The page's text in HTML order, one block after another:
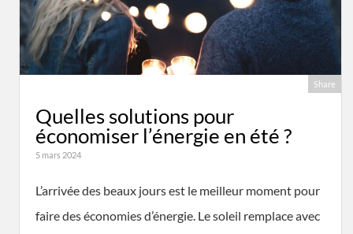
Share
Quelles solutions pour
économiser l’énergie en été ?
5 mars 2024
L’arrivée des beaux jours est le meilleur moment pour
faire des économies d’énergie. Le soleil remplace avec